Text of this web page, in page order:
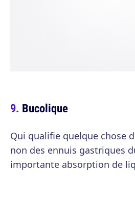
Bucolique
Qui qualifie quelque chose
non des ennuis gastriques
importante absorption de